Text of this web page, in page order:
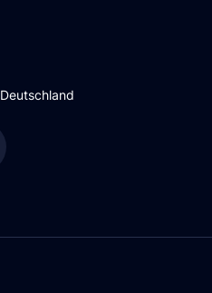
Deutschland